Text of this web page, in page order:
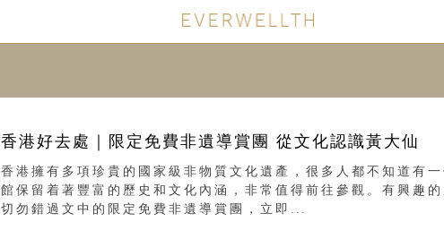
香港好去處｜限定免費非遺導賞團 從文化認識黃大仙
香港擁有多項珍貴的國家級非物質文化遺產，很多人都不知道有一
館保留着著豐富的歷史和文化內涵，非常值得前往參觀。有興趣的
切勿錯過文中的限定免費非遺導賞團，立即...